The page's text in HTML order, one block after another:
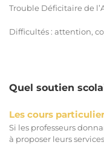
Trouble Déficitaire de
Difficultés : attention,
Quel soutien
Les cours
Si les professeurs
à proposer leurs